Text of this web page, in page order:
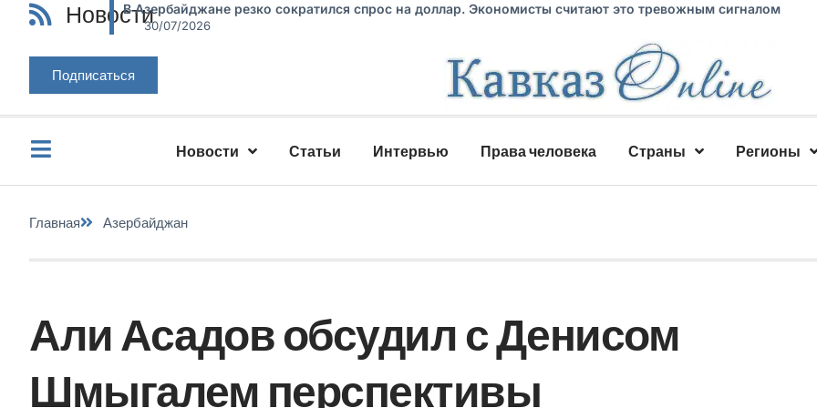
НовостиВ Азербайджане резко сократился спрос на доллар. Экономисты считают это тревожным сигналом
30/07/2026
Подписаться
Новости Статьи Интервью Права человека Страны Регионы
Главная Азербайджан
Али Асадов обсудил с Денисом
Шмыгалем перспективы